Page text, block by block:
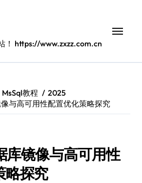
！ https://www.zxzz.com.cn
MsSql教程
2025
与高可用性配置优化策略探究
库镜像与高可用性
略探究